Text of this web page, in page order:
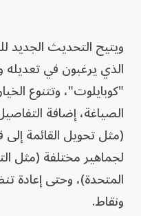
ويتيح التحديث
الذي يرغبون في
"كوبايلوت"، وتتنوع
الصياغة، إضافة
(مثل تحويل القائمة
لجماهير مختلفة (مثل
المتحدة)، وحتى إعادة
ونقاط.